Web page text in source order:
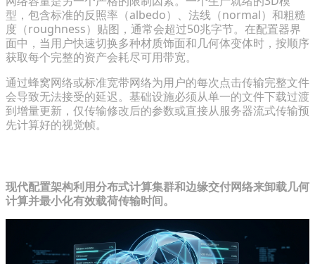
型，包含标准的反照率（albedo）、法线（normal）和粗糙
度（roughness）贴图，通常会超过50兆字节。在配置器界
面中，当用户快速切换多种材质饰面和几何体变体时，按顺序
获取每个完整的资产会耗尽可用带宽。
通过蜂窝网络或标准宽带网络为用户的每次点击传输完整文件
会导致无法接受的延迟。基础设施必须从单一的文件下载过渡
到增量更新，仅传输修改后的参数或直接从服务器流式传输预
先计算好的视觉帧。
现代配置架构利用分布式计算集群和边缘交付网络来卸载几何
计算并最小化有效载荷传输时间。